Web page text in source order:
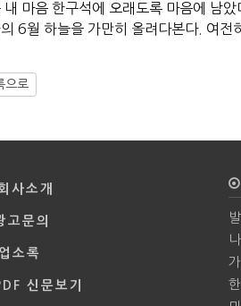
내 마음 한구석에 오래도록 마음에 남
6월 하늘을 가만히 올려다본다. 여전
으로
사소개
고문의
업소록
신문보기